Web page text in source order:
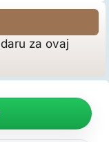
za ovaj